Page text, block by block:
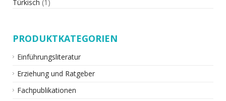
Türkisch (1)
PRODUKTKATEGORIEN
Einführungsliteratur
Erziehung und Ratgeber
Fachpublikationen